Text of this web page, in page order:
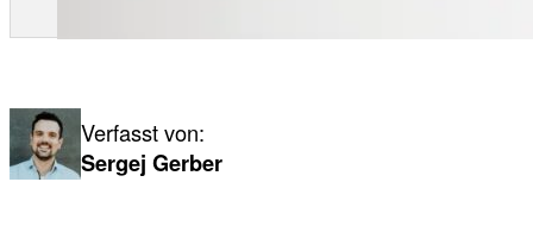
Verfasst von:
Sergej Gerber